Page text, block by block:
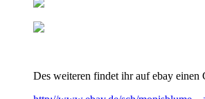
Des weiteren findet ihr auf ebay